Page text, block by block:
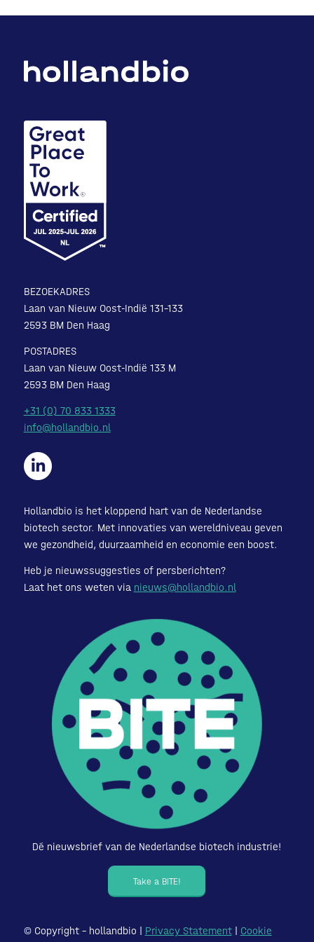
BEZOEKADRES
Laan van Nieuw Oost-Indië 131-133
2593 BM Den Haag
POSTADRES
Laan van Nieuw Oost-Indië 133 M
2593 BM Den Haag
+31 (0) 70 833 1333
info@hollandbio.nl
Hollandbio is het kloppend hart van de Nederlandse
biotech sector. Met innovaties van wereldniveau geven
we gezondheid, duurzaamheid en economie een boost.
Heb je nieuwssuggesties of persberichten?
Laat het ons weten via nieuws@hollandbio.nl
Dé nieuwsbrief van de Nederlandse biotech industrie!
Take a BITE!
© Copyright – hollandbio | Privacy Statement| Cookie